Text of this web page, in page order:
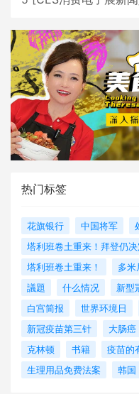
热门标签
花旗银行 中国将军
塔利班卷土重来！拜登仍
塔利班卷土重来！
多米
議題
什么情况 新型
白宫简报
世界环境日
新冠疫苗第三针
大肠癌
克林顿
书籍 疫苗的
生理用品免费法案
韩国